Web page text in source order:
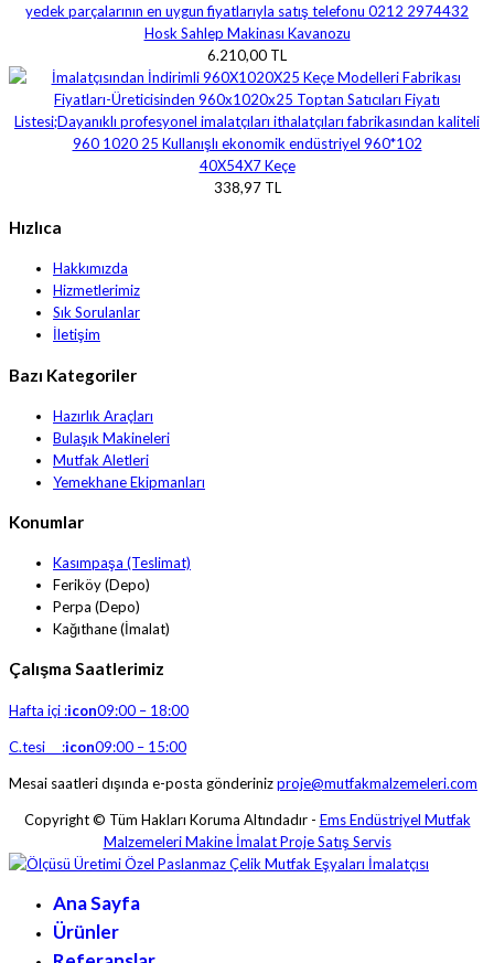
Hosk Sahlep Makinası Kavanozu
6.210,00 TL
40X54X7 Keçe
338,97 TL
Hızlıca
Hakkımızda
Hizmetlerimiz
Sık Sorulanlar
İletişim
Bazı Kategoriler
Hazırlık Araçları
Bulaşık Makineleri
Mutfak Aletleri
Yemekhane Ekipmanları
Konumlar
Kasımpaşa (Teslimat)
Feriköy (Depo)
Perpa (Depo)
Kağıthane (İmalat)
Çalışma Saatlerimiz
Hafta içi :icon09:00 – 18:00
C.tesi :icon09:00 – 15:00
Mesai saatleri dışında e-posta gönderinizproje@mutfakmalzemeleri.com
Copyright © Tüm Hakları Koruma Altındadır - Ems Endüstriyel Mutfak
Malzemeleri Makine İmalat Proje Satış Servis
Ana Sayfa
Ürünler